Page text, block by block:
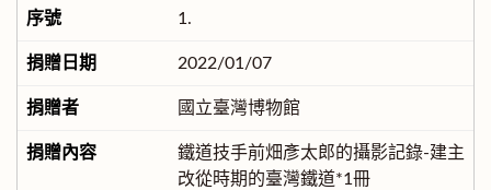
1.
2022/01/07
國立臺灣博物館
鐵道技手前畑彥太郎的攝影記錄-建主
改從時期的臺灣鐵道*1冊